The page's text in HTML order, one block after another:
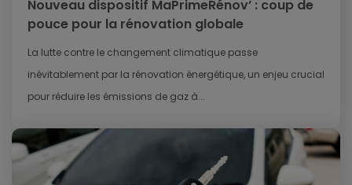
Nouveau dispositif MaPrimeRénov’ : coup de
pouce pour la rénovation globale
La lutte contre le changement climatique passe
inévitablement par la rénovation énergétique, un enjeu crucial
pour réduire les émissions de gaz à...